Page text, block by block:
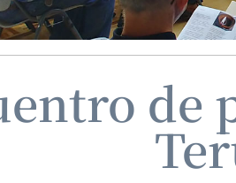
de